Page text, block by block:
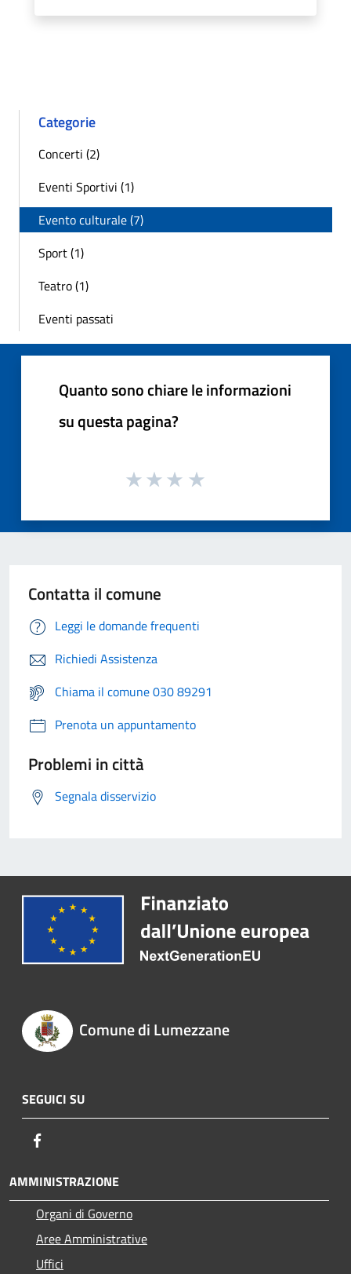
Categorie
Concerti (2)
Eventi Sportivi (1)
Evento culturale (7)
Sport (1)
Teatro (1)
Eventi passati
Quanto sono chiare le informazioni
su questa pagina?
Contatta il comune
Leggi le domande frequenti
Richiedi Assistenza
Chiama il comune 030 89291
Prenota un appuntamento
Problemi in città
Segnala disservizio
Comune di Lumezzane
SEGUICI SU
AMMINISTRAZIONE
Organi di Governo
Aree Amministrative
Uffici